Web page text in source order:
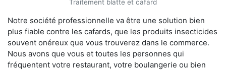
Traitement blatte et cafard
Notre société professionnelle va être une solution bien
plus fiable contre les cafards, que les produits insecticides
souvent onéreux que vous trouverez dans le commerce.
Nous avons que vous et toutes les personnes qui
fréquentent votre restaurant, votre boulangerie ou bien